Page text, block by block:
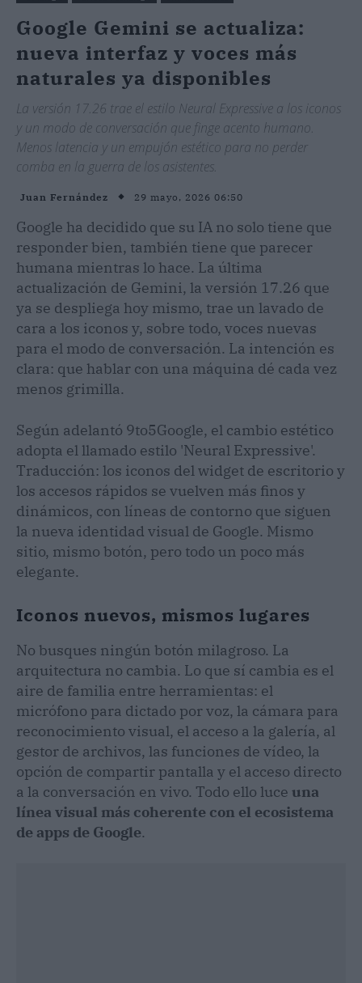
Google Gemini se actualiza:
nueva interfaz y voces más
naturales ya disponibles
La versión 17.26 trae el estilo Neural Expressive a los iconos
y un modo de conversación que finge acento humano.
Menos latencia y un empujón estético para no perder
comba en la guerra de los asistentes.
Juan Fernández 29 mayo, 2026 06:50
Google ha decidido que su IA no solo tiene que
responder bien, también tiene que parecer
humana mientras lo hace. La última
actualización de Gemini, la versión 17.26 que
ya se despliega hoy mismo, trae un lavado de
cara a los iconos y, sobre todo, voces nuevas
para el modo de conversación. La intención es
clara: que hablar con una máquina dé cada vez
menos grimilla.
Según adelantó 9to5Google, el cambio estético
adopta el llamado estilo 'Neural Expressive'.
Traducción: los iconos del widget de escritorio y
los accesos rápidos se vuelven más finos y
dinámicos, con líneas de contorno que siguen
la nueva identidad visual de Google. Mismo
sitio, mismo botón, pero todo un poco más
elegante.
Iconos nuevos, mismos lugares
No busques ningún botón milagroso. La
arquitectura no cambia. Lo que sí cambia es el
aire de familia entre herramientas: el
micrófono para dictado por voz, la cámara para
reconocimiento visual, el acceso a la galería, al
gestor de archivos, las funciones de vídeo, la
opción de compartir pantalla y el acceso directo
a la conversación en vivo. Todo ello luce una
línea visual más coherente con el ecosistema
de apps de Google.